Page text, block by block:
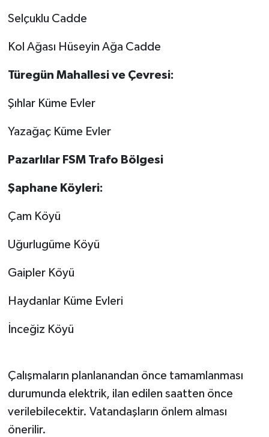
Selçuklu Cadde
Kol Ağası Hüseyin Ağa Cadde
Türegün Mahallesi ve Çevresi:
Şıhlar Küme Evler
Yazağaç Küme Evler
Pazarlılar FSM Trafo Bölgesi
Şaphane Köyleri:
Çam Köyü
Uğurlugüme Köyü
Gaipler Köyü
Haydanlar Küme Evleri
İnceğiz Köyü
Çalışmaların planlanandan önce tamamlanması
durumunda elektrik, ilan edilen saatten önce
verilebilecektir. Vatandaşların önlem alması
önerilir.